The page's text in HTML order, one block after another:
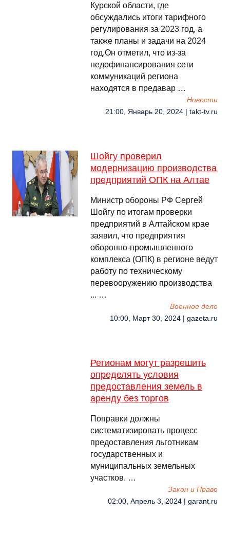
Курской области, где
обсуждались итоги тарифного
регулирования за 2023 год, а
также планы и задачи на 2024
год.Он отметил, что из-за
недофинансирования сети
коммуникаций региона
находятся в предавар …
Новости
21:00, Январь 20, 2024 | takt-tv.ru
Шойгу проверил
модернизацию производства
предприятий ОПК на Алтае
Министр обороны РФ Сергей
Шойгу по итогам проверки
предприятий в Алтайском крае
заявил, что предприятия
оборонно-промышленного
комплекса (ОПК) в регионе ведут
работу по техническому
перевооружению производства
... …
Военное дело
10:00, Март 30, 2024 | gazeta.ru
Регионам могут разрешить
определять условия
предоставления земель в
аренду без торгов
Поправки должны
систематизировать процесс
предоставления льготникам
государственных и
муниципальных земельных
участков. …
Закон и Право
02:00, Апрель 3, 2024 | garant.ru